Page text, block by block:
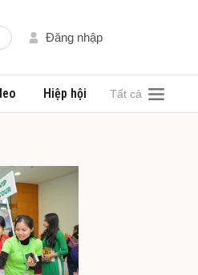
Đăng nhập
Hiệp hội Tất cả